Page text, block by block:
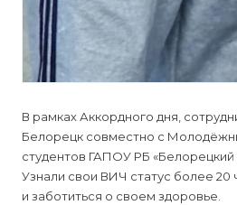
В рамках Аккордного дня,
Белорецк совместно с
студентов ГАПОУ РБ
Узнали свои ВИЧ статус более
и заботиться о своем здоровье.